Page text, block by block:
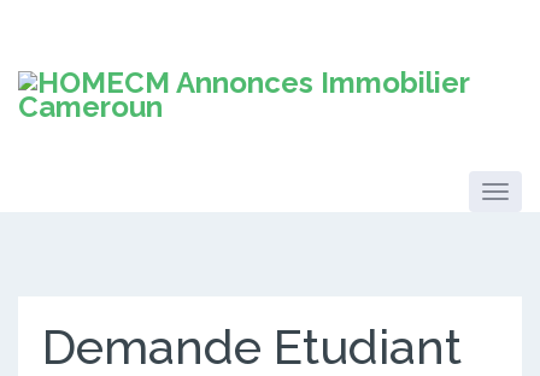
Demande Etudiant